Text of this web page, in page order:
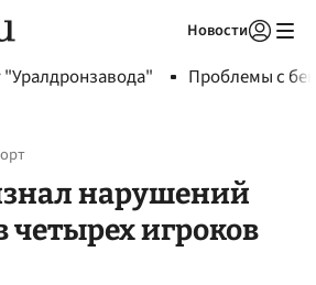
Новости
Проблемы с
нарушений
четырех игроков